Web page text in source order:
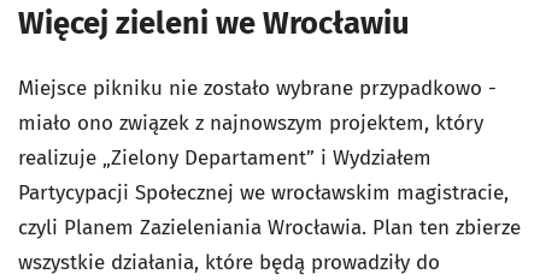
Więcej zieleni we Wrocławiu
Miejsce pikniku nie zostało wybrane przypadkowo -
miało ono związek z najnowszym projektem, który
realizuje „Zielony Departament” i Wydziałem
Partycypacji Społecznej we wrocławskim magistracie,
czyli Planem Zazieleniania Wrocławia. Plan ten zbierze
wszystkie działania, które będą prowadziły do